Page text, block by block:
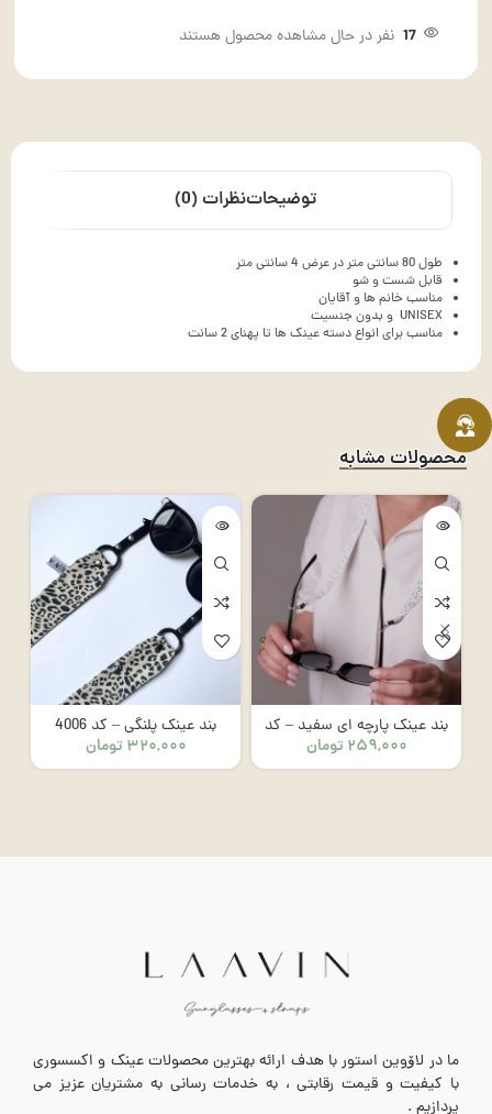
17 نفر در حال مشاهده محصول هستند
توضیحاتنظرات (0)
طول 80 سانتی متر در عرض 4 سانتی متر
قابل شست و شو
مناسب خانم ها و آقایان
UNISEX و بدون جنسیت
مناسب برای انواع دسته عینک ها تا پهنای 2 سانت
محصولات مشابه
بند عینک پارچه ای سفید – کد
8002
۲۵۹,۰۰۰ تومان
بند عینک پلنگی – کد 4006
۳۲۰,۰۰۰ تومان
ما در لاۆوین استور با هدف ارائه بهترین محصولات عینک و اکسسوری
با کیفیت و قیمت رقابتی ، به خدمات رسانی به مشتریان عزیز می
پردازیم .